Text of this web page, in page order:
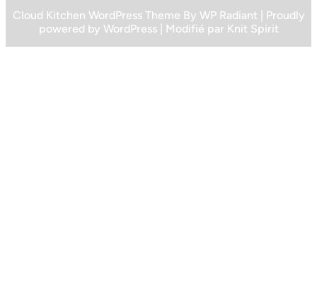
Cloud Kitchen WordPress Theme By WP Radiant | Proudly
powered by WordPress| Modifié par Knit Spirit